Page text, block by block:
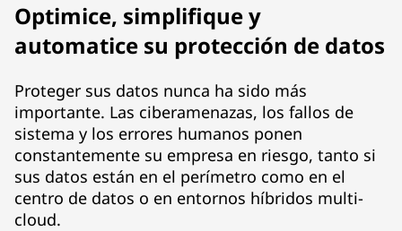
R
e
Optimice, simplifique y
automatice su protección de datos
Proteger sus datos nunca ha sido más
importante. Las ciberamenazas, los fallos de
sistema y los errores humanos ponen
constantemente su empresa en riesgo, tanto si
sus datos están en el perímetro como en el
centro de datos o en entornos híbridos multi-
cloud.